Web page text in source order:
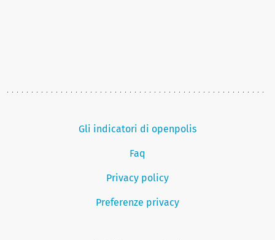
Gli indicatori di openpolis
Faq
Privacy policy
Preferenze privacy